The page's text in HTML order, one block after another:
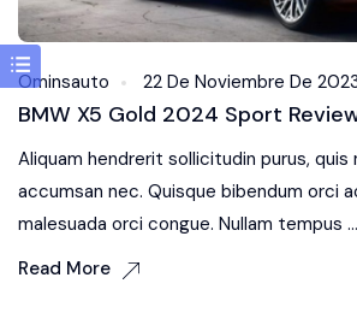
Ominsauto 22 De Noviembre De
BMW X5 Gold 2024 Sport
Aliquam hendrerit sollicitudin purus, quis
accumsan nec. Quisque bibendum orci
malesuada orci congue. Nullam tempus ...
Read More